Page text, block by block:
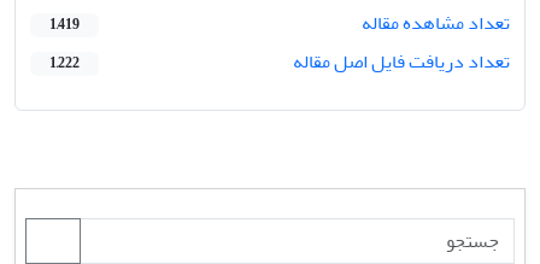
تعداد مشاهده مقاله
1,419
تعداد دریافت فایل اصل مقاله 1,222